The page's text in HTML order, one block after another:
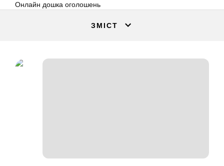
Онлайн дошка оголошень
ЗМІСТ